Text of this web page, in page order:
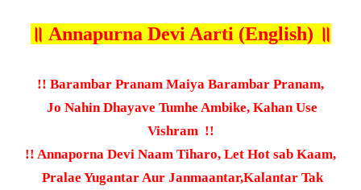
॥ Annapurna Devi Aarti (English) ॥
!! Barambar Pranam Maiya Barambar Pranam,
Jo Nahin Dhayave Tumhe Ambike, Kahan Use
Vishram !!
!! Annaporna Devi Naam Tiharo, Let Hot sab Kaam,
Pralae Yugantar Aur Janmaantar,Kalantar Tak